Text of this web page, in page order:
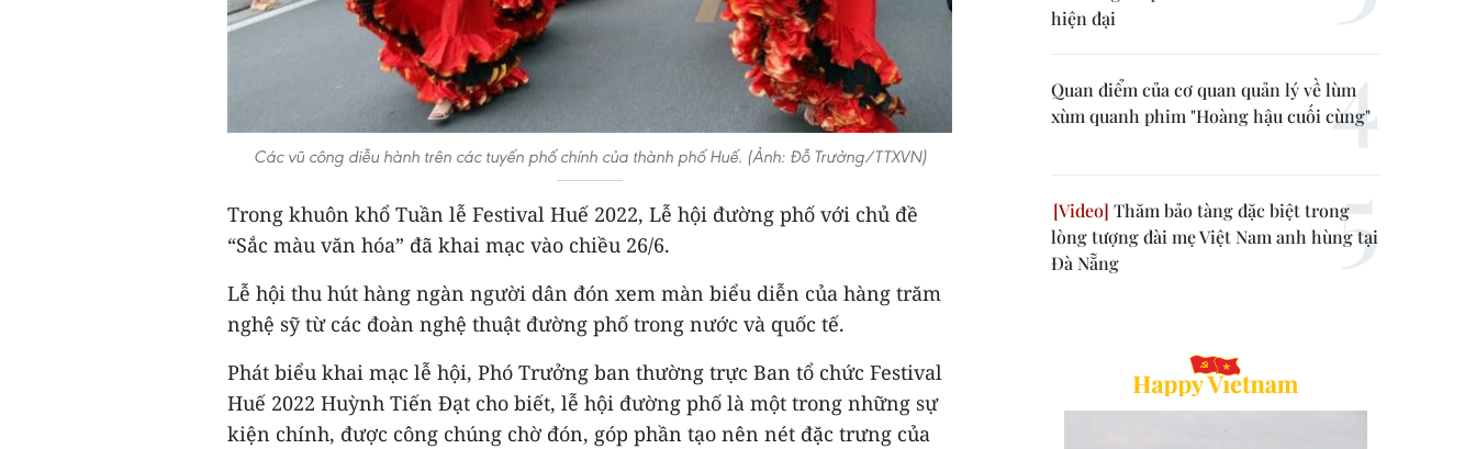
Các vũ công diễu hành trên các tuyến phố chính của thành phố Huế. (Ảnh: Đỗ Trưởng/TTXVN)
Trong khuôn khổ Tuần lễ Festival Huế 2022, Lễ hội đường phố với chủ đề
“Sắc màu văn hóa” đã khai mạc vào chiều 26/6.
Lễ hội thu hút hàng ngàn người dân đón xem màn biểu diễn của hàng trăm
nghệ sỹ từ các đoàn nghệ thuật đường phố trong nước và quốc tế.
Phát biểu khai mạc lễ hội, Phó Trưởng ban thường trực Ban tổ chức Festival
Huế 2022 Huỳnh Tiến Đạt cho biết, lễ hội đường phố là một trong những sự
kiện chính, được công chúng chờ đón, góp phần tạo nên nét đặc trưng của
hiện đại
Quan điểm của cơ quan quản lý về lùm
xùm quanh phim "Hoàng hậu cuối cùng"
Thăm bảo tàng đặc biệt trong
lòng tượng đài mẹ Việt Nam anh hùng tại
Đà Nẵng